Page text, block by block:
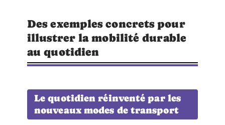
Des exemples concrets pour
illustrer la mobilité durable
au quotidien
Le quotidien réinventé par les
nouveaux modes de transport